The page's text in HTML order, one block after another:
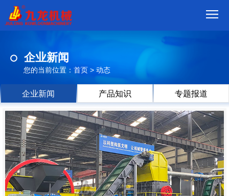
品
视
频
现
场
方
案
动
企业新闻
您的当前位置： 首页 > 动态
企业新闻 产品知识 专题报道